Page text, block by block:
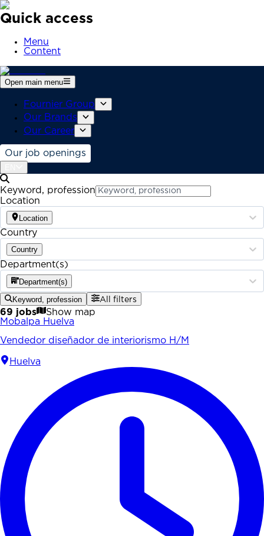
Quick access
Menu
Content
Open main menu
Fournier Group
Our Brands
Our Career
Our job openings
Keyword, profession
Location
Location
Country
Country
Department(s)
Department(s)
Keyword, profession All filters
69 jobs
Show map
Mobalpa Huelva
Vendedor diseñador de interiorismo H/M
Huelva